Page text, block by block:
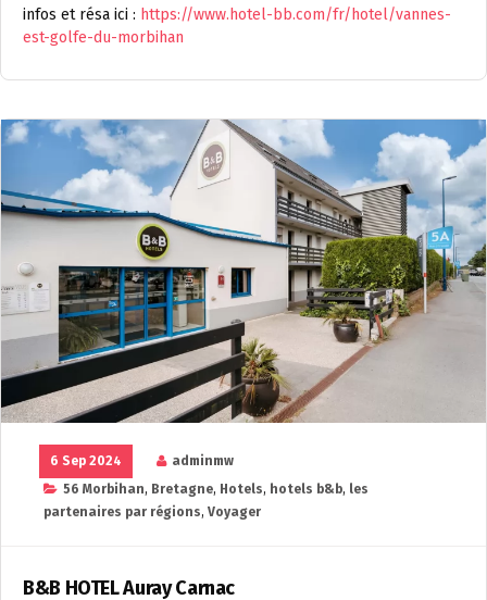
infos et résa ici : https://www.hotel-bb.com/fr/hotel/vannes-
est-golfe-du-morbihan
6 Sep 2024
adminmw
56 Morbihan, Bretagne, Hotels, hotels b&b, les
partenaires par régions, Voyager
B&B HOTEL Auray Carnac